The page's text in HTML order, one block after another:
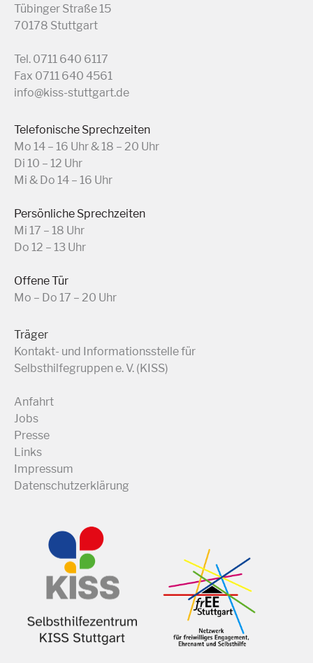
Tübinger Straße 15
70178 Stuttgart
Tel. 0711 640 6117
Fax 0711 640 4561
info@kiss-stuttgart.de
Telefonische Sprechzeiten
Mo 14 – 16 Uhr & 18 – 20 Uhr
Di 10 – 12 Uhr
Mi & Do 14 – 16 Uhr
Persönliche Sprechzeiten
Mi 17 – 18 Uhr
Do 12 – 13 Uhr
Offene Tür
Mo – Do 17 – 20 Uhr
Träger
Kontakt- und Informationsstelle für
Selbsthilfegruppen e. V. (KISS)
Anfahrt
Jobs
Presse
Links
Impressum
Datenschutzerklärung